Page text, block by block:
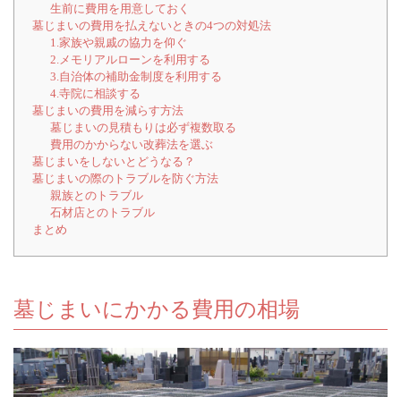
生前に費用を用意しておく
墓じまいの費用を払えないときの4つの対処法
1.家族や親戚の協力を仰ぐ
2.メモリアルローンを利用する
3.自治体の補助金制度を利用する
4.寺院に相談する
墓じまいの費用を減らす方法
墓じまいの見積もりは必ず複数取る
費用のかからない改葬法を選ぶ
墓じまいをしないとどうなる？
墓じまいの際のトラブルを防ぐ方法
親族とのトラブル
石材店とのトラブル
まとめ
墓じまいにかかる費用の相場